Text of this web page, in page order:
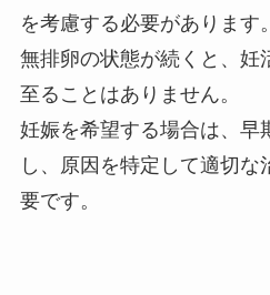
を考慮する必要があります。
無排卵の状態が続くと、妊
至ることはありません。
妊娠を希望する場合は、早
し、原因を特定して適切な
要です。